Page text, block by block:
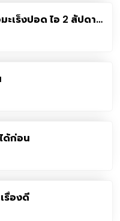
ะเร็งปอด ไอ 2 สัปดาห์
ด้ก่อน
รื่องดี